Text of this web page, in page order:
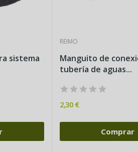
sistema
REIMO
Manguito de
tubería de aguas...
2,30 €
Comprar